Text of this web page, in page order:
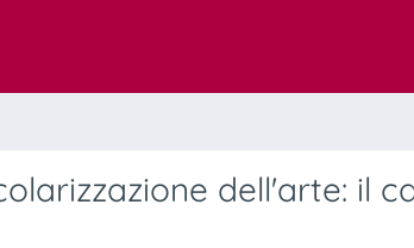
dell'arte: il